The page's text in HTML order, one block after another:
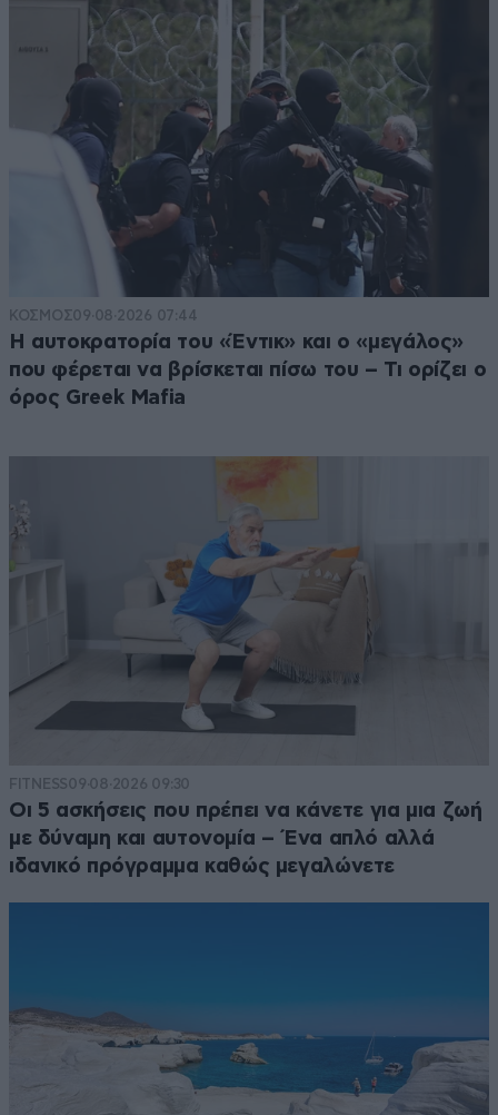
ΚΟΣΜΟΣ09·08·2026 07:44
Η αυτοκρατορία του «Έντικ» και ο «μεγάλος»
που φέρεται να βρίσκεται πίσω του – Τι ορίζει ο
όρος Greek Mafia
FITNESS09·08·2026 09:30
Οι 5 ασκήσεις που πρέπει να κάνετε για μια ζωή
με δύναμη και αυτονομία – Ένα απλό αλλά
ιδανικό πρόγραμμα καθώς μεγαλώνετε